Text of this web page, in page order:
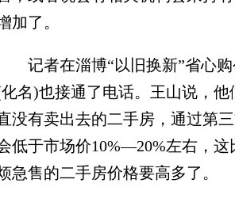
加了。
记者在淄博“以旧换新”省心购
名)也接通了电话。王山说，
没有卖出去的二手房，通过第
低于市场价10%—20%左右，
急售的二手房价格要高多了。